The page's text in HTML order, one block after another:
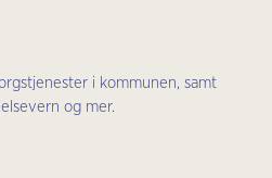
i kommunen, samt
og mer.